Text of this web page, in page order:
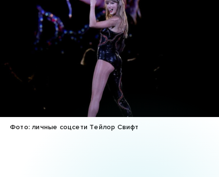
Фото: личные соцсети Тейлор Свифт